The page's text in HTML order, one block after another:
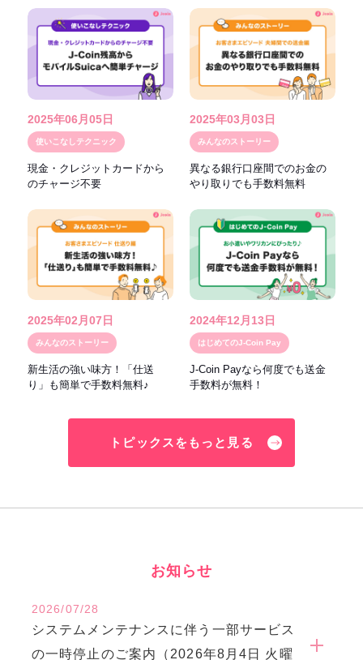
2025年06月05日
使いこなしテクニック
現金・クレジットカードから
のチャージ不要
2025年03月03日
みんなのストーリー
異なる銀行口座間でのお金の
やり取りでも手数料無料
2025年02月07日
みんなのストーリー
新生活の強い味方！「仕送
り」も簡単で手数料無料♪
2024年12月13日
はじめてのJ-Coin Pay
J-Coin Payなら何度でも送金
手数料が無料！
トピックスをもっと見る
お知らせ
2026/07/28
システムメンテナンスに伴う一部サービス
の一時停止のご案内（2026年8月4日 火曜